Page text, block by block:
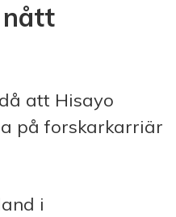
nått
att Hisayo
på forskarkarriär
i